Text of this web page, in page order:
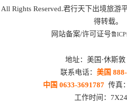
All Rights Reserved.君行天下出境旅游
得转载。
网站备案/许可证号鲁ICP
地址：美国·休斯敦
联系电话： 美国
中国 0633-3691787 传真
工作时间：